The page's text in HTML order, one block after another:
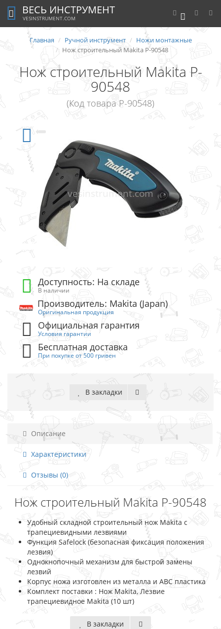
0
ВЕСЬ ИНСТРУМЕНТ
VESINSTRUMENT.COM
Главная Ручной инструмент
Ножи монтажные
Нож строительный Makita P-90548
Нож строительный Makita P-
90548
(Код товара P-90548)
Доступность: На складе
В наличии
Производитель: Makita (Japan)
Оригинальная продукция
Официальная гарантия
Условия гарантии
Бесплатная доставка
При покупке от 500 гривен
В закладки
Описание
Характеристики
Отзывы (0)
Нож строительный Makita P-90548
Удобный складной строительный нож Makita с
трапециевидными лезвиями
Функция Safelock (безопасная фиксация положения
лезвия)
Однокнопочный механизм для быстрой замены
лезвий
Корпус ножа изготовлен из металла и ABC пластика
Комплект поставки : Нож Makita, Лезвие
трапециевидное Makita (10 шт)
В закладки